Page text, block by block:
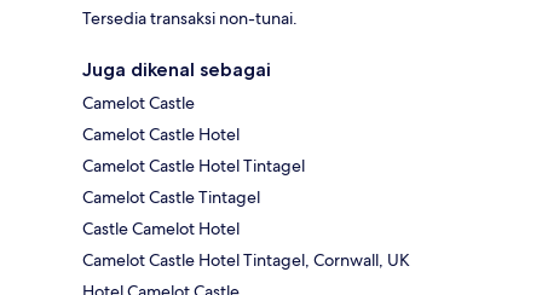
Tersedia transaksi non-tunai.
Juga dikenal sebagai
Camelot Castle
Camelot Castle Hotel
Camelot Castle Hotel Tintagel
Camelot Castle Tintagel
Castle Camelot Hotel
Camelot Castle Hotel Tintagel, Cornwall, UK